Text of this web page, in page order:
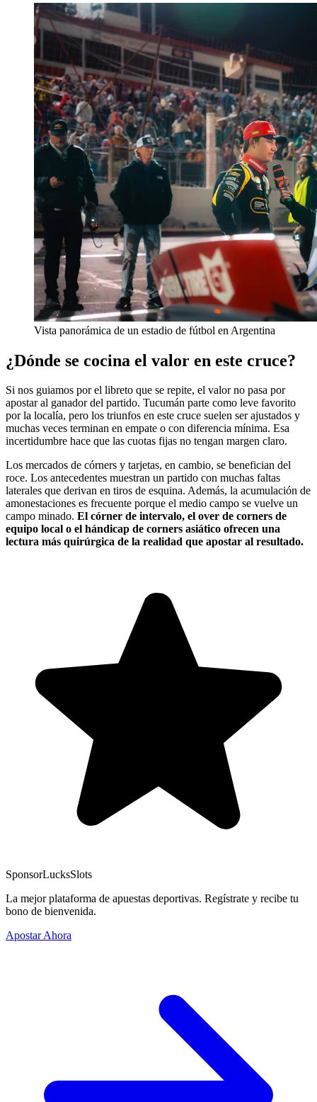
Vista panorámica de un estadio de fútbol en Argentina
¿Dónde se cocina el valor en este cruce?
Si nos guiamos por el libreto que se repite, el valor no pasa por
apostar al ganador del partido. Tucumán parte como leve favorito
por la localía, pero los triunfos en este cruce suelen ser ajustados y
muchas veces terminan en empate o con diferencia mínima. Esa
incertidumbre hace que las cuotas fijas no tengan margen claro.
Los mercados de córners y tarjetas, en cambio, se benefician del
roce. Los antecedentes muestran un partido con muchas faltas
laterales que derivan en tiros de esquina. Además, la acumulación de
amonestaciones es frecuente porque el medio campo se vuelve un
campo minado. El córner de intervalo, el over de corners de
equipo local o el hándicap de corners asiático ofrecen una
lectura más quirúrgica de la realidad que apostar al resultado.
SponsorLucksSlots
La mejor plataforma de apuestas deportivas. Regístrate y recibe tu
bono de bienvenida.
Apostar Ahora